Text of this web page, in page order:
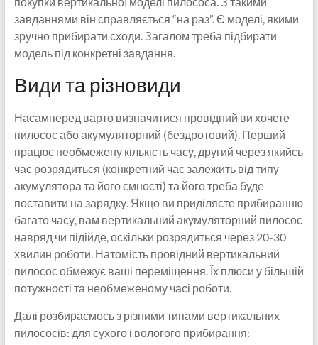
завданнями він справляється “на раз”. Є моделі, якими
зручно прибирати сходи. Загалом треба підбирати
модель під конкретні завдання.
Види та різновиди
Насамперед варто визначитися провідний ви хочете
пилосос або акумуляторний (бездротовий). Перший
працює необмежену кількість часу, другий через якийсь
час розрядиться (конкретний час залежить від типу
акумулятора та його ємності) та його треба буде
поставити на зарядку. Якщо ви приділяєте прибиранню
багато часу, вам вертикальний акумуляторний пилосос
навряд чи підійде, оскільки розрядиться через 20-30
хвилин роботи. Натомість провідний вертикальний
пилосос обмежує ваші переміщення. Їх плюси у більшій
потужності та необмеженому часі роботи.
Далі розбираємось з різними типами вертикальних
пилососів: для сухого і вологого прибирання: